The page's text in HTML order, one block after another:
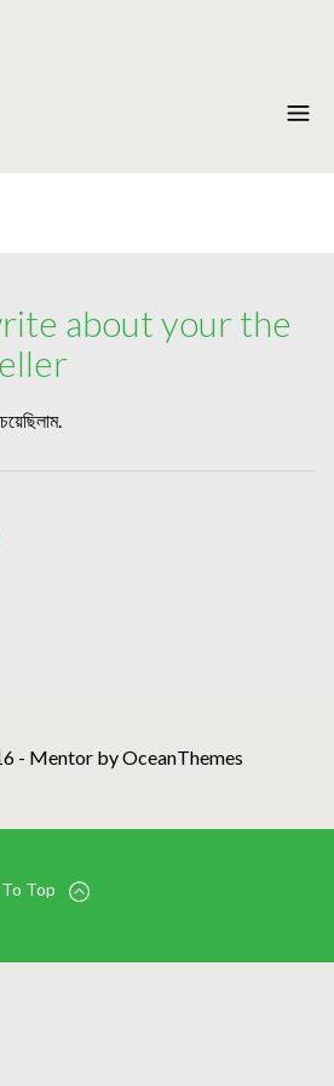
about your the
- Mentor by OceanThemes
To Top